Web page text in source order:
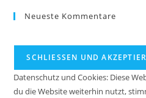
Neueste Kommentare
Datenschutz und Cookies: Diese
du die Website weiterhin nutzt,